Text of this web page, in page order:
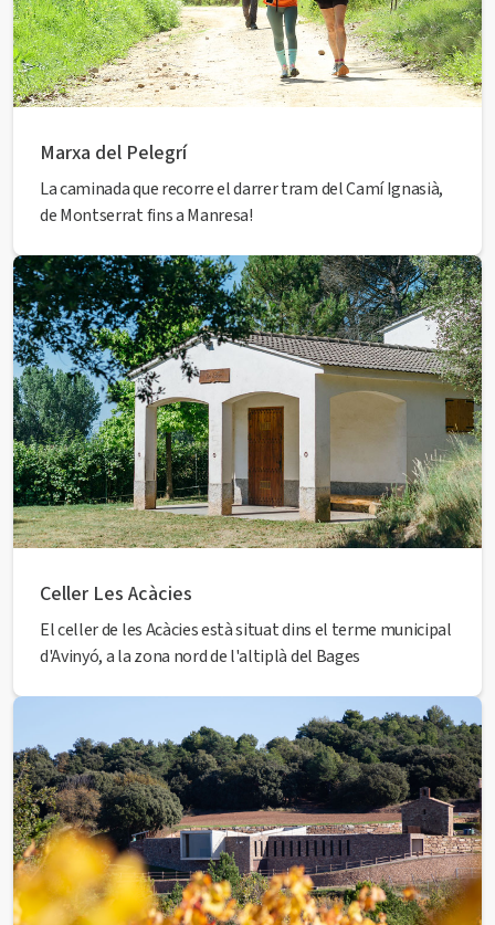
Marxa del Pelegrí
La caminada que recorre el darrer tram del Camí Ignasià,
de Montserrat fins a Manresa!
Celler Les Acàcies
El celler de les Acàcies està situat dins el terme municipal
d'Avinyó, a la zona nord de l'altiplà del Bages